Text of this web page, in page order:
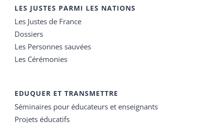
LES JUSTES PARMI LES NATIONS
Les Justes de France
Dossiers
Les Personnes sauvées
Les Cérémonies
EDUQUER ET TRANSMETTRE
Séminaires pour éducateurs et enseignants
Projets éducatifs